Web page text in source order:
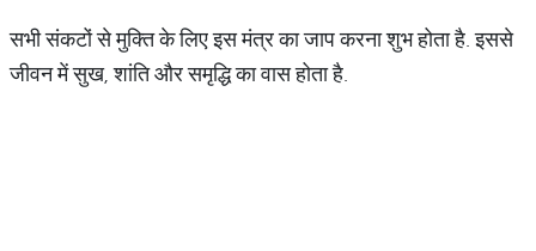
सभी संकटों से मुक्ति के लिए इस मंत्र का जाप करना शुभ होता है. इससे
जीवन में सुख, शांति और समृद्धि का वास होता है.